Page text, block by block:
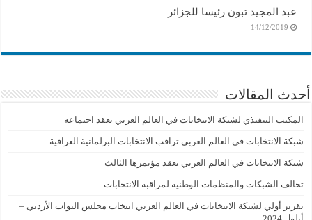
عبد المجيد تبون رئيسا للجزائر
14/12/2019
أحدث المقالات
المكتب التنفيذي لشبكة الانتخابات في العالم العربي يعقد اجتماعه
شبكة الانتخابات في العالم العربي تراقب الانتخابات البرلمانية العراقية
شبكة الانتخابات في العالم العربي تعقد مؤتمرها الثالث
تحالف الشبكات والمنظمات الوطنية لمراقبة الانتخابات
تقرير أولي لشبكة الانتخابات في العالم العربي انتخاب مجلس النواب الأردني –